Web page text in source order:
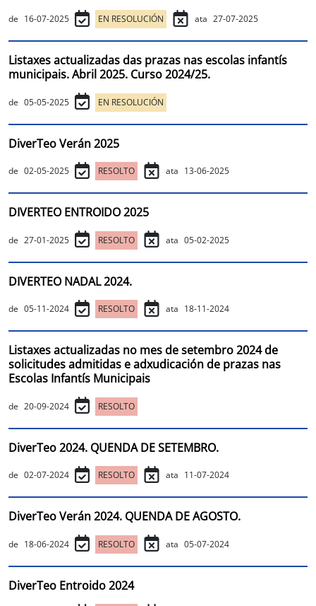
de 16-07-2025 EN RESOLUCIÓN ata 27-07-2025
Listaxes actualizadas das prazas nas escolas infantís
municipais. Abril 2025. Curso 2024/25.
de 05-05-2025 EN RESOLUCIÓN
DiverTeo Verán 2025
de 02-05-2025 RESOLTO ata 13-06-2025
DIVERTEO ENTROIDO 2025
de 27-01-2025 RESOLTO ata 05-02-2025
DIVERTEO NADAL 2024.
de 05-11-2024 RESOLTO ata 18-11-2024
Listaxes actualizadas no mes de setembro 2024 de
solicitudes admitidas e adxudicación de prazas nas
Escolas Infantís Municipais
de 20-09-2024 RESOLTO
DiverTeo 2024. QUENDA DE SETEMBRO.
de 02-07-2024 RESOLTO ata 11-07-2024
DiverTeo Verán 2024. QUENDA DE AGOSTO.
de 18-06-2024 RESOLTO ata 05-07-2024
DiverTeo Entroido 2024